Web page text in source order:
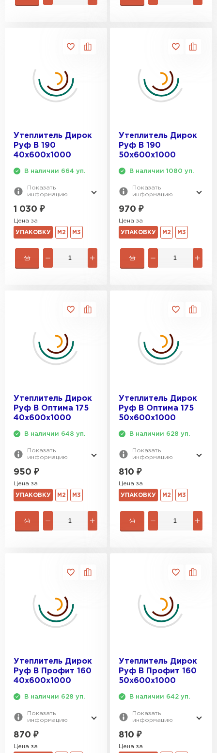
Утеплитель Дирок
Руф В 190
40х600х1000
В наличии 664 уп.
Показать
информацию
1 030 ₽
Цена за
УПАКОВКУ М2 М3
Утеплитель Дирок
Руф В 190
50х600х1000
В наличии 1080 уп.
Показать
информацию
970 ₽
Цена за
УПАКОВКУ М2 М3
Утеплитель Дирок
Руф В Оптима 175
40х600х1000
В наличии 648 уп.
Показать
информацию
950 ₽
Цена за
УПАКОВКУ М2 М3
Утеплитель Дирок
Руф В Оптима 175
50х600х1000
В наличии 628 уп.
Показать
информацию
810 ₽
Цена за
УПАКОВКУ М2 М3
Утеплитель Дирок
Руф В Профит 160
40х600х1000
В наличии 628 уп.
Показать
информацию
870 ₽
Цена за
Утеплитель Дирок
Руф В Профит 160
50х600х1000
В наличии 642 уп.
Показать
информацию
810 ₽
Цена за